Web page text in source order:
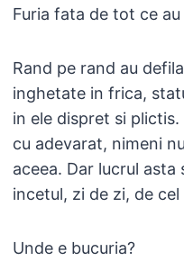
Furia fata de tot ce
Rand pe rand au
inghetate in frica,
in ele dispret si
cu adevarat, nimeni
aceea. Dar lucrul
incetul, zi de zi, de
Unde e bucuria?